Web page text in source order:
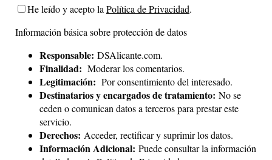
He leído y acepto la Política de Privacidad.
Información básica sobre protección de datos
Responsable: DSAlicante.com.
Finalidad: Moderar los comentarios.
Legitimación: Por consentimiento del interesado.
Destinatarios y encargados de tratamiento: No se
ceden o comunican datos a terceros para prestar este
servicio.
Derechos: Acceder, rectificar y suprimir los datos.
Información Adicional: Puede consultar la información